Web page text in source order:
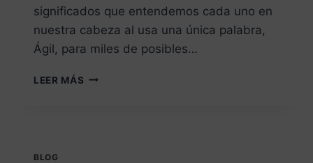
significados que entendemos cada uno en
nuestra cabeza al usa una única palabra,
Ágil, para miles de posibles…
LEER MÁS
BLOG